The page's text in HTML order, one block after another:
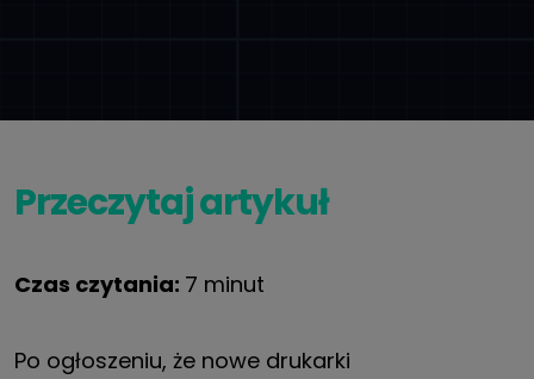
Przeczytaj artykuł
Czas czytania: 7 minut
Po ogłoszeniu, że nowe drukarki